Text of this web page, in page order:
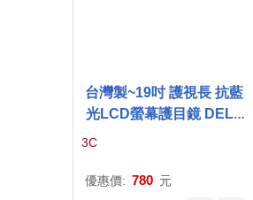
台灣製~19吋 護視長 抗藍
光LCD螢幕護目鏡 DELL
3C
優惠價: 780 元